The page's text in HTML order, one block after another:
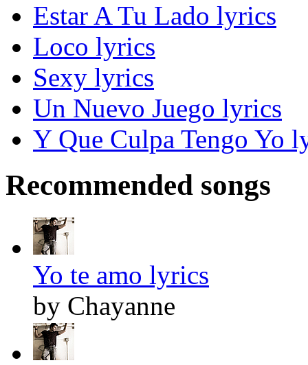
Estar A Tu Lado lyrics
Loco lyrics
Sexy lyrics
Un Nuevo Juego lyrics
Y Que Culpa Tengo Yo
Recommended songs
Yo te amo lyrics
by Chayanne